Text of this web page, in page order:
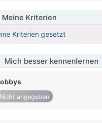
Meine Kriterien
Kriterien gesetzt
Mich besser kennenlernen
Nicht angegeben